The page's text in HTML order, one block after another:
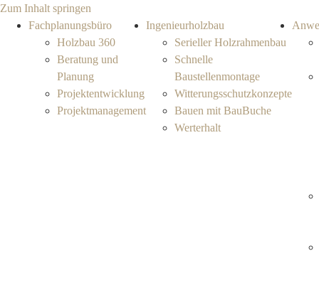
Zum Inhalt springen
Fachplanungsbüro
Holzbau 360
Beratung und
Planung
Projektentwicklung
Projektmanagement
Ingenieurholzbau
Serieller Holzrahmenbau
Schnelle
Baustellenmontage
Witterungsschutzkonzepte
Bauen mit BauBuche
Werterhalt